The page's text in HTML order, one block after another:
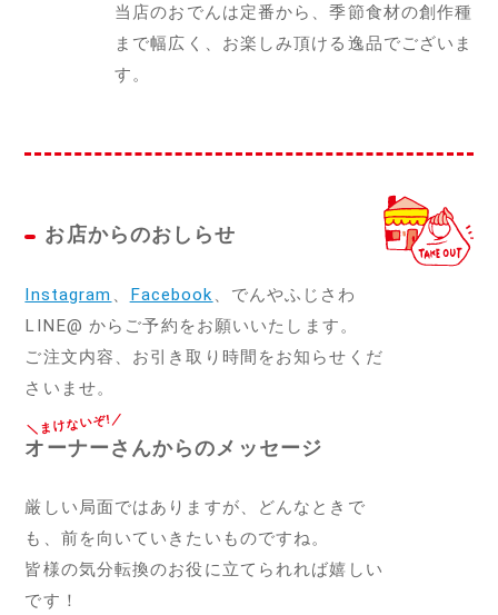
当店のおでんは定番から、季節食材の創作種
まで幅広く、お楽しみ頂ける逸品でございま
す。
お店からのおしらせ
Instagram 、 Facebook 、でんやふじさわ
LINE@ からご予約をお願いいたします。
ご注文内容、お引き取り時間をお知らせくだ
さいませ。
オーナーさんからのメッセージ
厳しい局面ではありますが、どんなときで
も、前を向いていきたいものですね。
皆様の気分転換のお役に立てられれば嬉しい
です！